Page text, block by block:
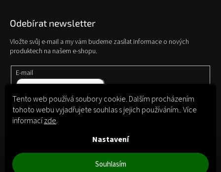
Tento web používá soubory cookie. Dalším procházením
tohoto webu vyjadřujete souhlas s jejich používáním.. Více
informacízde.
Nastavení
Souhlasím
Odebírat newsletter
Vložte svůj e-mail a my vám budeme zasílat informace o nových
produktech na našem e-shopu.
E-mail
Vložením e-mailu souhlasíte spodmínkami ochrany osobních údajů
Přihlásit